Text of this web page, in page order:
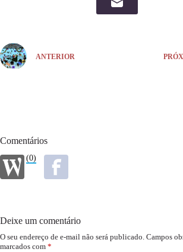
ANTERIOR
Comentários
(0)
Deixe um comentário
O seu endereço de e-mail não será publicado. Campos
marcados com *